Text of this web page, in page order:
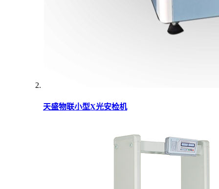
天盛物联小型X光安检机